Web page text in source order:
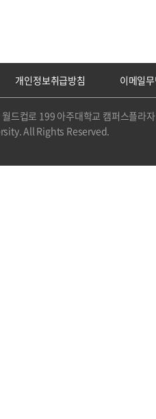
개인정보취급방침 이메일
드컵로 199 아주대학교 캠퍼스플라
All Rights Reserved.